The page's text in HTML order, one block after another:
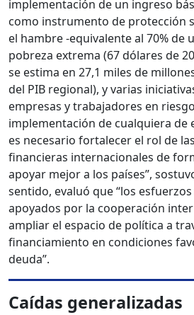
implementación de un ingreso
como instrumento de protección
el hambre -equivalente al 70% de
pobreza extrema (67 dólares de
se estima en 27,1 miles de
del PIB regional), y varias
empresas y trabajadores en
implementación de cualquiera de
es necesario fortalecer el rol de
financieras internacionales de
apoyar mejor a los países”,
sentido, evaluó que “los
apoyados por la cooperación
ampliar el espacio de política a
financiamiento en condiciones
deuda”.
Caídas generalizadas